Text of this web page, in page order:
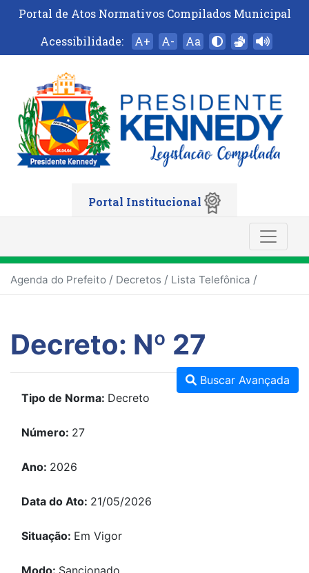
Portal de Atos Normativos Compilados Municipal
Acessibilidade:
A+ A- Aa
Portal Institucional
Agenda do Prefeito / Decretos / Lista Telefônica /
Decreto: Nº 27
Buscar Avançada
Tipo de Norma: Decreto
Número: 27
Ano: 2026
Data do Ato: 21/05/2026
Situação: Em Vigor
Modo: Sancionado